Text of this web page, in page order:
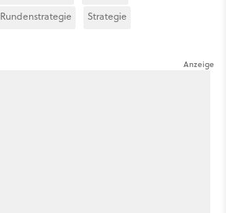
Rundenstrategie
Strategie